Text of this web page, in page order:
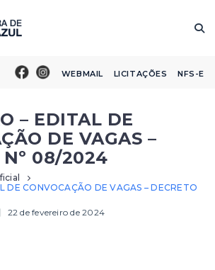
WEBMAIL LICITAÇÕES NFS-E
– EDITAL DE
DE VAGAS –
Nº 08/2024
DE CONVOCAÇÃO DE VAGAS – DECRETO
22 de fevereiro de 2024